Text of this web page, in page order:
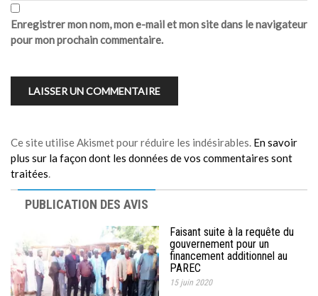
Enregistrer mon nom, mon e-mail et mon site dans le navigateur
pour mon prochain commentaire.
Ce site utilise Akismet pour réduire les indésirables. En savoir
plus sur la façon dont les données de vos commentaires sont
traitées.
PUBLICATION DES AVIS
Faisant suite à la requête du
gouvernement pour un
financement additionnel au
PAREC
15 juin 2020